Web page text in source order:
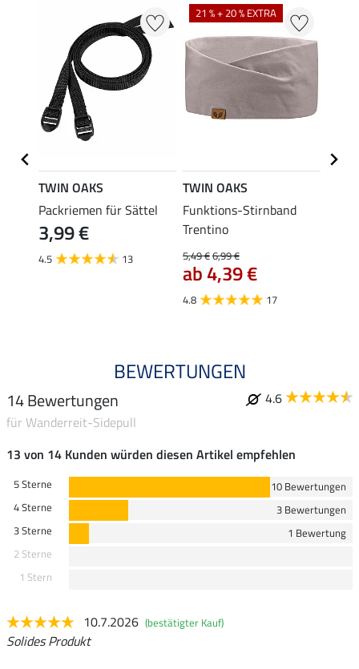
TWIN OAKS
Packriemen für Sättel
3,99 €
4.5 13
21 % + 20 % EXTRA
TWIN OAKS
Funktions-Stirnband
Trentino
5,49 €6,99 €
ab 4,39 €
4.8 17
BEWERTUNGEN
14 Bewertungen
4.6
für Wanderreit-Sidepull
13 von 14 Kunden würden diesen Artikel empfehlen
5 Sterne
10 Bewertungen
4 Sterne
3 Bewertungen
3 Sterne
1 Bewertung
2 Sterne
1 Stern
10.7.2026 (bestätigter Kauf)
Solides Produkt